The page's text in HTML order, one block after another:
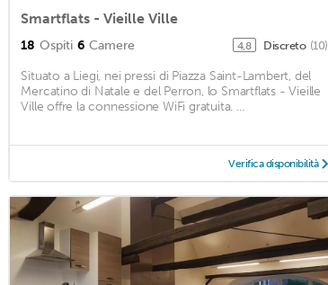
Smartflats - Vieille Ville
18 Ospiti 6 Camere 4,8 Discreto (10)
Situato a Liegi, nei pressi di Piazza Saint-Lambert, del
Mercatino di Natale e del Perron, lo Smartflats - Vieille
Ville offre la connessione WiFi gratuita. ...
Verifica disponibilità